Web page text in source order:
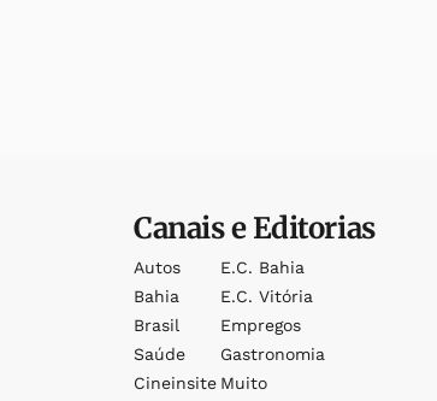
Canais e Editorias
Autos
Bahia
Brasil
Saúde
Cineinsite
E.c. Bahia
E.c. Vitória
Empregos
Gastronomia
Muito